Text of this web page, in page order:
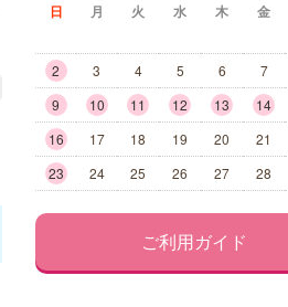
日
月 火 水 木 金
2
3 4 5 6 7
9
10 11 12 13 14
16
17 18 19 20 21
23
24 25 26 27 28
ご利用ガイド